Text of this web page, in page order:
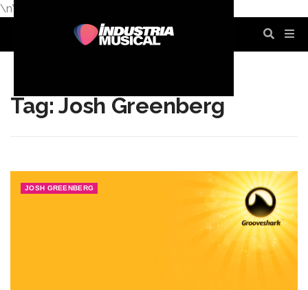
\n\n
Tag: Josh Greenberg
JOSH GREENBERG